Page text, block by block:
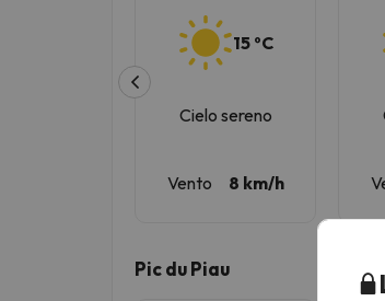
15 ºC
Cielo sereno
Vento 8 km/h
Pic du Piau